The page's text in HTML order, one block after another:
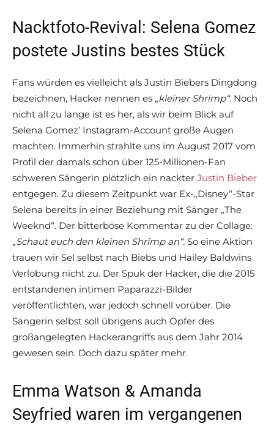
Nacktfoto-Revival: Selena Gomez
postete Justins bestes Stück
Fans würden es vielleicht als Justin Biebers Dingdong
bezeichnen, Hacker nennen es „kleiner Shrimp“. Noch
nicht all zu lange ist es her, als wir beim Blick auf
Selena Gomez’ Instagram-Account große Augen
machten. Immerhin strahlte uns im August 2017 vom
Profil der damals schon über 125-Millionen-Fan
schweren Sängerin plötzlich ein nackter Justin Bieber
entgegen. Zu diesem Zeitpunkt war Ex-„Disney“-Star
Selena bereits in einer Beziehung mit Sänger „The
Weeknd“. Der bitterböse Kommentar zu der Collage:
„Schaut euch den kleinen Shrimp an“. So eine Aktion
trauen wir Sel selbst nach Biebs und Hailey Baldwins
Verlobung nicht zu. Der Spuk der Hacker, die die 2015
entstandenen intimen Paparazzi-Bilder
veröffentlichten, war jedoch schnell vorüber. Die
Sängerin selbst soll übrigens auch Opfer des
großangelegten Hackerangriffs aus dem Jahr 2014
gewesen sein. Doch dazu später mehr.
Emma Watson & Amanda
Seyfried waren im vergangenen